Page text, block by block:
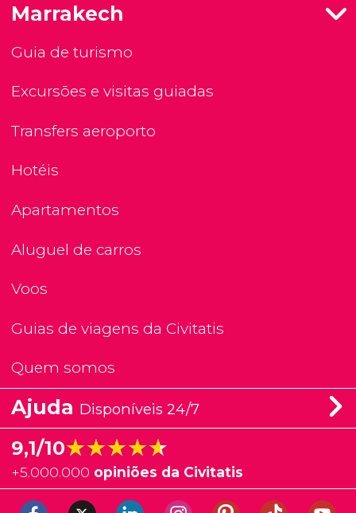
Marrakech
Guia de turismo
Excursões e visitas guiadas
Transfers aeroporto
Hotéis
Apartamentos
Aluguel de carros
Voos
Guias de viagens da Civitatis
Quem somos
Ajuda Disponíveis 24/7
9,1/10★★★★★
★★★★★
+5.000.000 opiniões da Civitatis